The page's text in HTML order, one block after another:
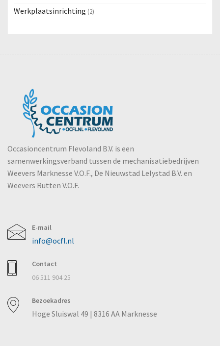
Werkplaatsinrichting (2)
Occasioncentrum Flevoland B.V. is een
samenwerkingsverband tussen de mechanisatiebedrijven
Weevers Marknesse V.O.F., De Nieuwstad Lelystad B.V. en
Weevers Rutten V.O.F.
E-mail
info@ocfl.nl
Contact
06 511 904 25
Bezoekadres
Hoge Sluiswal 49 | 8316 AA Marknesse